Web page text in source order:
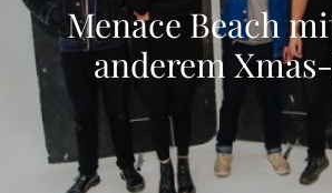
Menace Beach
anderem